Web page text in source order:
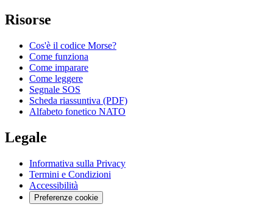
Risorse
Cos'è il codice Morse?
Come funziona
Come imparare
Come leggere
Segnale SOS
Scheda riassuntiva (PDF)
Alfabeto fonetico NATO
Legale
Informativa sulla Privacy
Termini e Condizioni
Accessibilità
Preferenze cookie